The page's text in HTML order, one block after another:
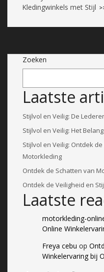
Kledingwinkels met Stijl
Zoeken
Laatste
Stijlvol en Veilig: De
Stijlvol en Veilig: Het
Stijlvol en Veilig: Ontdek
Motorkleding
Ontdek de Schatten van
Ontdek de Veiligheid en
Laatste
motorkleding-
Online
Freya cebu op
Winkelervaring bij